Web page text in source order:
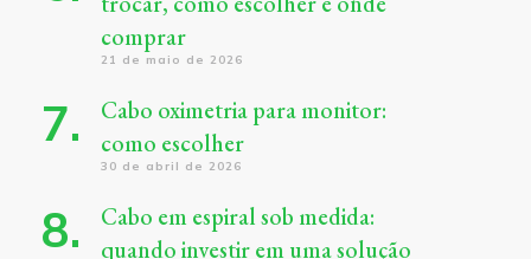
comprar
21 de maio de 2026
Cabo oximetria para monitor:
como escolher
30 de abril de 2026
Cabo em espiral sob medida:
quando investir em uma solução